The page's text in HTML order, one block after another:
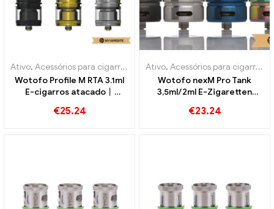
Ativo, Acessórios para cigarros eletrônicos
Wotofo Profile M RTA 3.1ml
E-cigarros atacado丨
€25.24
Ativo, Acessórios para cigarros eletrônicos
Wotofo nexM Pro Tank
3,5ml/2ml E-Zigaretten
€23.24